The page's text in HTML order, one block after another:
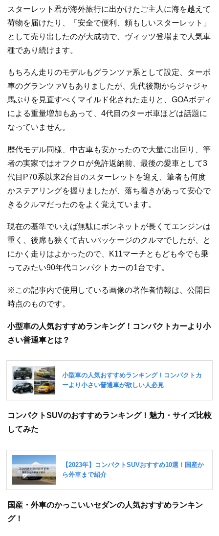
スターレット君が海外旅行に出かけたご主人に海を越えて
荷物を届けたり、「安全で便利、頼もしいスターレット」
として売り出したのが大成功で、ヴィッツ登場まで人気車
種であり続けます。
もちろん走りのモデルもグランツァ系として設定、ターボ
車のグランツァVもありましたが、先代後期からジャジャ
馬ぶりを見直すべくマイルド化された走りと、GOAボディ
による重量増加もあって、4代目のターボ車ほどは話題に
なっていません。
歴代モデル同様、中古車も安かったので大量に出回り、筆
者の実家ではオフクロが免許返納前、最後の愛車として3
代目P70系以来2台目のスターレットを迎え、筆者も何度
かステアリングを握りましたが、落ち着きがあって安心で
きるクルマだったのをよく覚えています。
現在の基準でいえば無駄にボンネットが長くてエンジンは
重く、後席も狭くて古いパッケージのクルマでしたが、と
にかく走りはよかったので、K11マーチともども今でも乗
ってみたい90年代コンパクトカーの1台です。
※この記事内で使用している画像の著作者情報は、公開日
時点のものです。
小型車の人気おすすめランキング！コンパクトカーより小
さい普通車とは？
コンパクトSUVのおすすめランキング！魅力・サイズ比較
してみた
国産・外車のかっこいいセダンの人気おすすめランキン
グ！